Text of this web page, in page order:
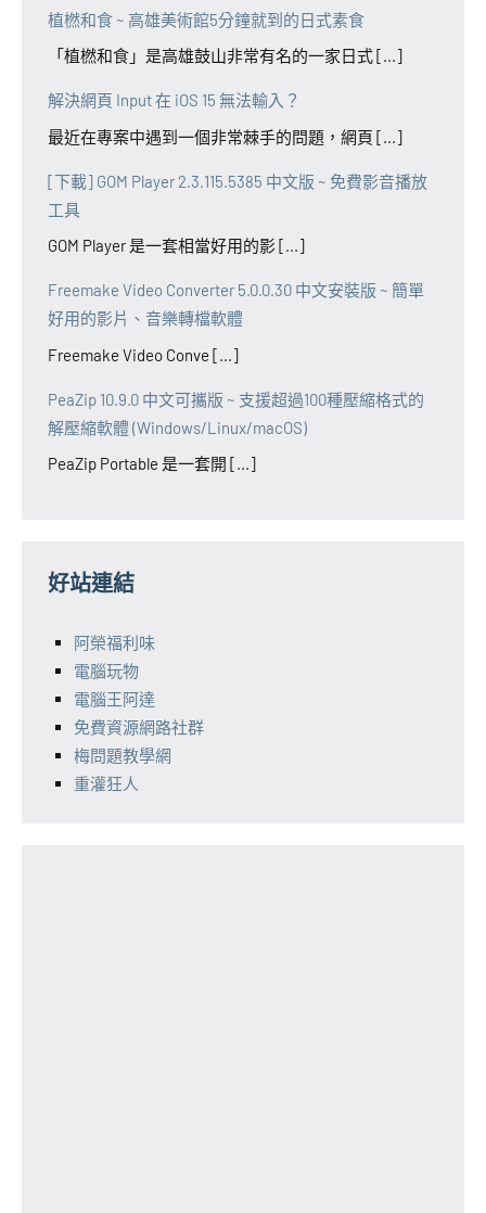
植橪和食 ~ 高雄美術館5分鐘就到的日式素食
「植橪和食」是高雄鼓山非常有名的一家日式 [...]
解決網頁 Input 在 iOS 15 無法輸入？
最近在專案中遇到一個非常棘手的問題，網頁 [...]
[下載] GOM Player 2.3.115.5385 中文版 ~ 免費影音播放
工具
GOM Player 是一套相當好用的影 [...]
Freemake Video Converter 5.0.0.30 中文安裝版 ~ 簡單
好用的影片、音樂轉檔軟體
Freemake Video Conve [...]
PeaZip 10.9.0 中文可攜版 ~ 支援超過100種壓縮格式的
解壓縮軟體 (Windows/Linux/macOS)
PeaZip Portable 是一套開 [...]
好站連結
阿榮福利味
電腦玩物
電腦王阿達
免費資源網路社群
梅問題教學網
重灌狂人